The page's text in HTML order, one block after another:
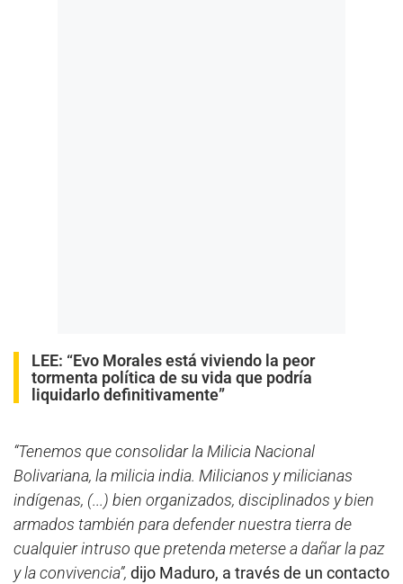
LEE: “Evo Morales está viviendo la peor
tormenta política de su vida que podría
liquidarlo definitivamente”
“Tenemos que consolidar la Milicia Nacional
Bolivariana, la milicia india. Milicianos y milicianas
indígenas, (...) bien organizados, disciplinados y bien
armados también para defender nuestra tierra de
cualquier intruso que pretenda meterse a dañar la paz
y la convivencia”, dijo Maduro, a través de un contacto